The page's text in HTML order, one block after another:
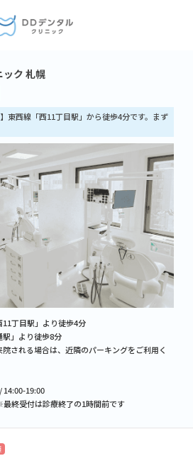
ック 札幌
東西線「西11丁目駅」から徒歩4分です。まず
11丁目駅」より徒歩4分
駅」より徒歩8分
される場合は、近隣のパーキングをご利用く
14:00-19:00
終受付は診療終了の1時間前です